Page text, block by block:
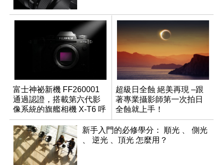
富士神祕新機 FF260001
通過認證，搭載第六代影
像系統的旗艦相機 X-T6 呼
之欲出？
超級日全蝕 絕美再現 –跟
著專業攝影師第一次拍日
全蝕就上手！
新手入門的必修學分： 順光 、 側光
、 逆光 、頂光 怎麼用？